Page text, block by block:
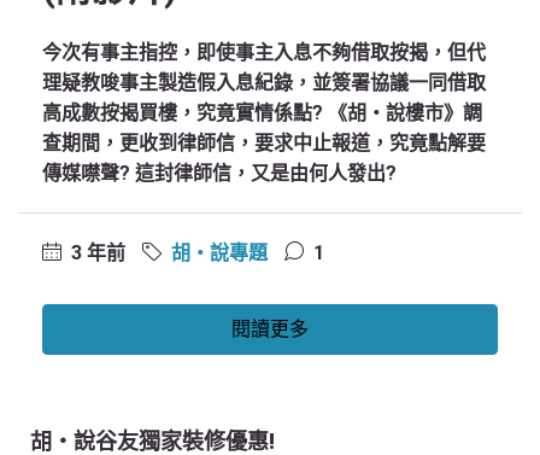
今次有事主指控，即使事主入息不夠借取按揭，但代
理疑教唆事主製造假入息紀錄，並簽署協議一同借取
高成數按揭買樓，究竟實情係點? 《胡‧說樓市》調
查期間，更收到律師信，要求中止報道，究竟點解要
傳媒噤聲? 這封律師信，又是由何人發出?
3 年前 胡‧說專題 1
閱讀更多
胡‧說谷友獨家裝修優惠!